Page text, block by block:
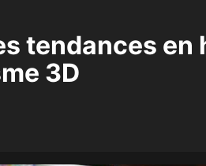
tendances en
3D